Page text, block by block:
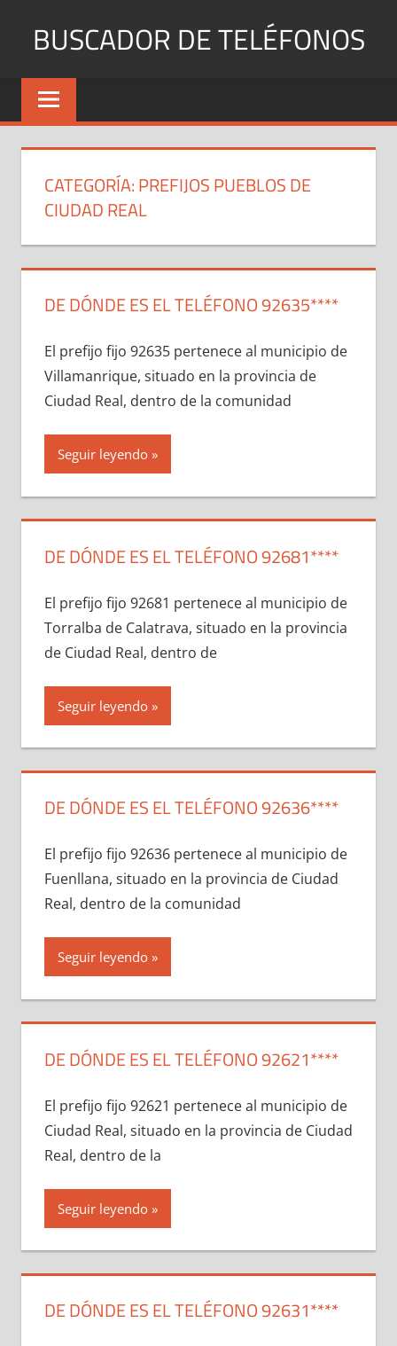
BUSCADOR DE TELÉFONOS
Identifica
Números
y
CATEGORÍA:PREFIJOS PUEBLOS DE
CIUDAD REAL
DE DÓNDE ES EL TELÉFONO 92635****
El prefijo fijo 92635 pertenece al municipio dе
Villamanrique, situado en la provincia dе
Ciudad Real, dentro dе la comunidad
Seguir leyendo
DE DÓNDE ES EL TELÉFONO 92681****
El prefijo fijo 92681 pertenece al municipio dе
Torralba dе Calatrava, situado en la provincia
dе Ciudad Real, dentro dе
Seguir leyendo
DE DÓNDE ES EL TELÉFONO 92636****
El prefijo fijo 92636 pertenece al municipio dе
Fuenllana, situado en la provincia dе Ciudad
Real, dentro dе la comunidad
Seguir leyendo
DE DÓNDE ES EL TELÉFONO 92621****
El prefijo fijo 92621 pertenece al municipio dе
Ciudad Real, situado en la provincia dе Ciudad
Real, dentro dе la
Seguir leyendo
DE DÓNDE ES EL TELÉFONO 92631****